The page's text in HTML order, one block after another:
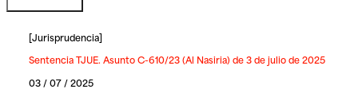
[Jurisprudencia]
Sentencia TJUE. Asunto C-610/23 (Al Nasiria) de 3 de julio de 2025
03 / 07 / 2025